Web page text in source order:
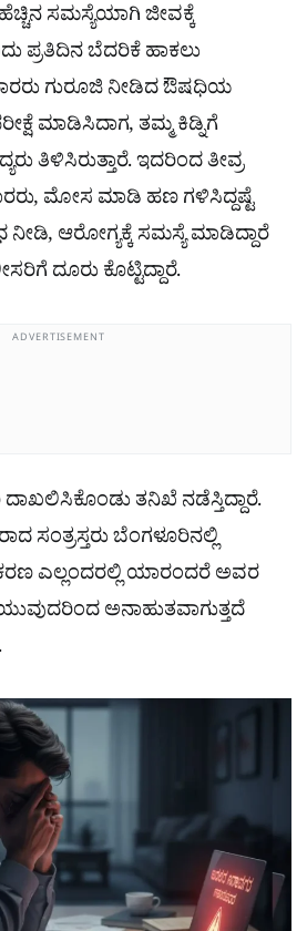
ಸಮಸ್ಯೆಯಾಗಿ ಜೀವಕ್ಕೆ
ಪ್ರತಿದಿನ ಬೆದರಿಕೆ ಹಾಕಲು
ಗುರೂಜಿ ನೀಡಿದ ಔಷಧಿಯ
ಮಾಡಿಸಿದಾಗ, ತಮ್ಮ ಕಿಡ್ನಿಗೆ
ತಿಳಿಸಿರುತ್ತಾರೆ. ಇದರಿಂದ ತೀವ್ರ
ಮೋಸ ಮಾಡಿ ಹಣ ಗಳಿಸಿದ್ದಷ್ಟೆ
ಆರೋಗ್ಯಕ್ಕೆ ಸಮಸ್ಯೆ ಮಾಡಿದ್ದಾರೆ
ದೂರು ಕೊಟ್ಟಿದ್ದಾರೆ.
ADVERTISEMENT
ದಾಖಲಿಸಿಕೊಂಡು ತನಿಖೆ ನಡೆಸ್ತಿದ್ದಾರೆ.
ಸಂತ್ರಸ್ತರು ಬೆಂಗಳೂರಿನಲ್ಲಿ
ಎಲ್ಲಂದರಲ್ಲಿ ಯಾರಂದರೆ ಅವರ
ಅನಾಹುತವಾಗುತ್ತದೆ